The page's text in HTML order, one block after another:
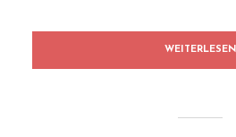
WEITERLESEN